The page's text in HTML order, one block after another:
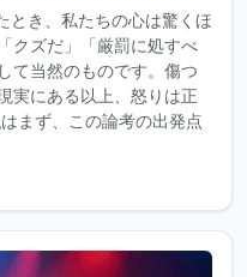
とき、私たちの心は驚くほ
クズだ」「厳罰に処すべ
て当然のものです。傷つ
実にある以上、怒りは正
まず、この論考の出発点